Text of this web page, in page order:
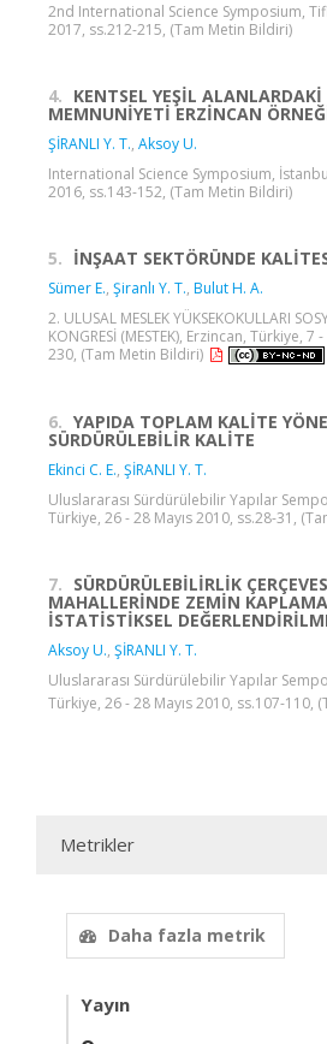
2nd International Science Symposium,
2017, ss.212-215, (Tam Metin Bildiri)
4. KENTSEL YEŞİL
MEMNUNİYETİ ERZİNCAN
ŞİRANLI Y. T., Aksoy U.
International Science Symposium,
2016, ss.143-152, (Tam Metin Bildiri)
5. İNŞAAT SEKTÖRÜNDE
Sümer E., Şiranlı Y. T., Bulut H. A.
2. ULUSAL MESLEK YÜKSEKOKULLARI
KONGRESİ (MESTEK), Erzincan, Türkiye, 7
230, (Tam Metin Bildiri)
6. YAPIDA TOPLAM KALİTE
SÜRDÜRÜLEBİLİR KALİTE
Ekinci C. E., ŞİRANLI Y. T.
Uluslararası Sürdürülebilir Yapılar
Türkiye, 26 - 28 Mayıs 2010, ss.28-31,
7. SÜRDÜRÜLEBİLİRLİK
MAHALLERİNDE ZEMİN
İSTATİSTİKSEL
Aksoy U., ŞİRANLI Y. T.
Uluslararası Sürdürülebilir Yapılar
Türkiye, 26 - 28 Mayıs 2010, ss.107-110,
Metrikler
Daha fazla metrik
Yayın